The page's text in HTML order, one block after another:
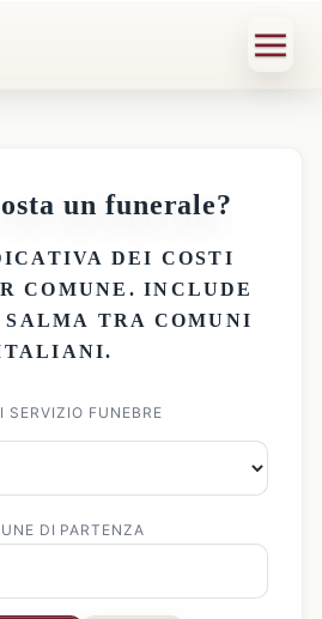
un funerale?
DEI COSTI
COMUNE . INCLUDE
SALMA TRA COMUNI
SERVIZIO FUNEBRE
DI PARTENZA